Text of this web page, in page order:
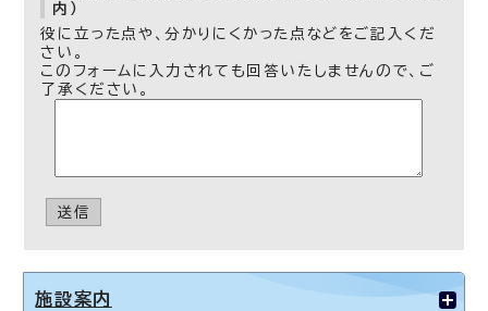
内）
役に立った点や、分かりにくかった点などをご記入くだ
さい。
このフォームに入力されても回答いたしませんので、ご
了承ください。
送信
施設案内